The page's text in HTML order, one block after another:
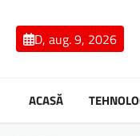
contentD, aug. 9, 2026
ACASĂ